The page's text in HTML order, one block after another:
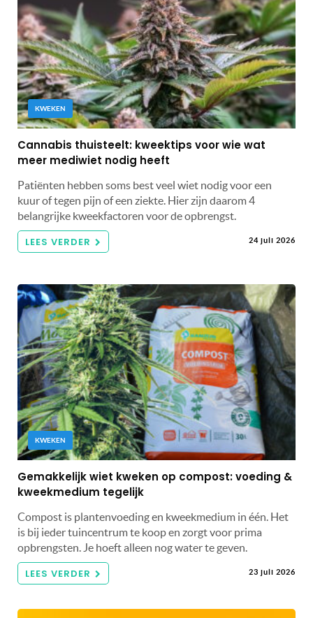
KWEKEN
Cannabis thuisteelt: kweektips voor wie wat
meer mediwiet nodig heeft
Patiënten hebben soms best veel wiet nodig voor een
kuur of tegen pijn of een ziekte. Hier zijn daarom 4
belangrijke kweekfactoren voor de opbrengst.
LEES VERDER 24 juli 2026
KWEKEN
Gemakkelijk wiet kweken op compost: voeding &
kweekmedium tegelijk
Compost is plantenvoeding en kweekmedium in één. Het
is bij ieder tuincentrum te koop en zorgt voor prima
opbrengsten. Je hoeft alleen nog water te geven.
LEES VERDER 23 juli 2026